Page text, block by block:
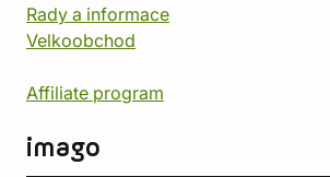
Rady a informace
Velkoobchod
Affiliate program
imago